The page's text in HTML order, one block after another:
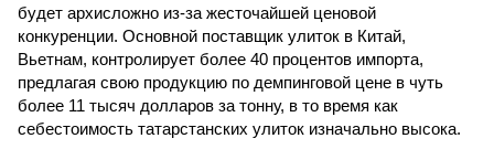
будет архисложно из-за жесточайшей ценовой
конкуренции. Основной поставщик улиток в Китай,
Вьетнам, контролирует более 40 процентов импорта,
предлагая свою продукцию по демпинговой цене в чуть
более 11 тысяч долларов за тонну, в то время как
себестоимость татарстанских улиток изначально высока.